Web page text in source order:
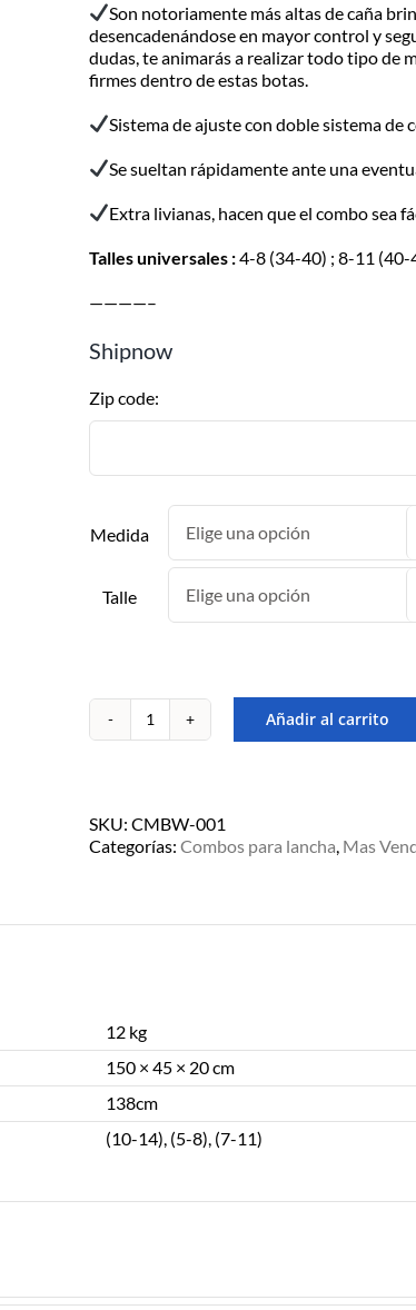
Son notoriamente más altas de caña
desencadenándose en mayor control y
dudas, te animarás a realizar todo tipo de
firmes dentro de estas botas.
Sistema de ajuste con doble sistema de
Se sueltan rápidamente ante una
Extra livianas, hacen que el combo sea
Talles universales :4-8 (34-40) ; 8-11
————–
Shipnow
Zip code:
Medida
Talle
Combo
Valhalla
138cm
Avanzado
Añadir al carrito
SKU: CMBW-001
Categorías: Combos para lancha Mas
12 kg
150 × 45 × 20 cm
138cm
(10-14), (5-8), (7-11)